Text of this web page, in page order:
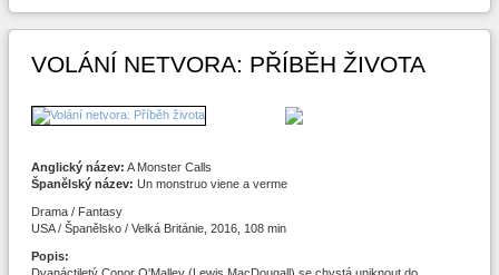
VOLÁNÍ NETVORA: PŘÍBĚH ŽIVOTA
Anglický název: A Monster Calls
Španělský název: Un monstruo viene a verme
Drama / Fantasy
USA / Španělsko / Velká Británie, 2016, 108 min
Popis: